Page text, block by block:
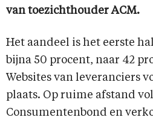
van toezichthouder ACM.
Het aandeel is het eerste
bijna 50 procent, naar 42
Websites van leveranciers
plaats. Op ruime afstand
Consumentenbond en